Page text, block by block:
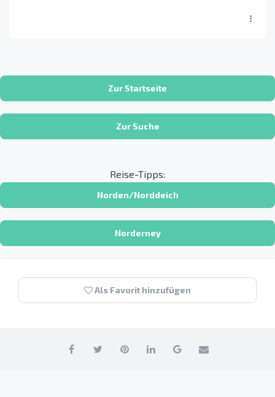
Zur Startseite
Zur Suche
Reise-Tipps:
Norden/Norddeich
Norderney
Als Favorit hinzufügen